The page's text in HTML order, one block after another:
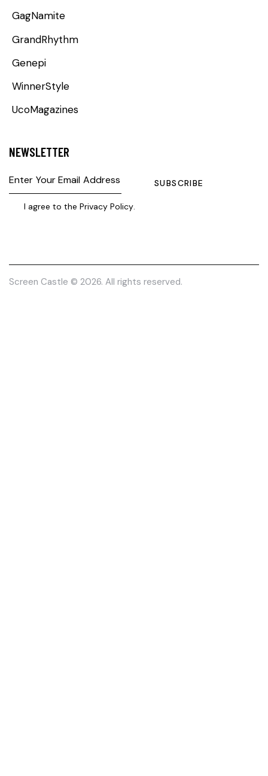
GagNamite
GrandRhythm
Genepi
WinnerStyle
UcoMagazines
NEWSLETTER
SUBSCRIBE
I agree to thePrivacy Policy.
Screen Castle © 2026. All rights reserved.